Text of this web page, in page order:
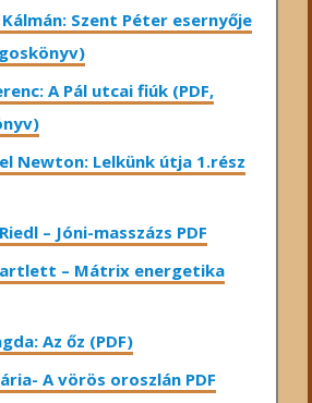
Szent Péter esernyője
A Pál utcai fiúk (PDF,
Newton: Lelkünk útja 1.rész
– Jóni-masszázs PDF
– Mátrix energetika
Az őz (PDF)
A vörös oroszlán PDF